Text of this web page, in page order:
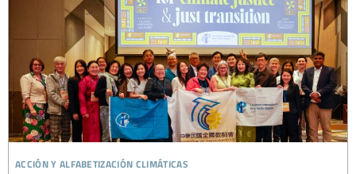
acción y alfabetización climáticas